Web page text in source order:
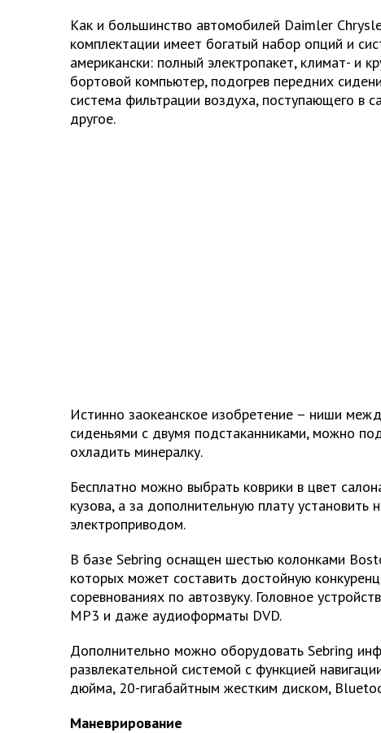
Как и большинство автомобилей Daimler
комплектации имеет богатый набор опций и
американски: полный электропакет, климат- и
бортовой компьютер, подогрев передних
система фильтрации воздуха, поступающего в
другое.
Истинно заокеанское изобретение – ниши
сиденьями с двумя подстаканниками, можно
охладить минералку.
Бесплатно можно выбрать коврики в цвет
кузова, а за дополнительную плату установить
электроприводом.
В базе Sebring оснащен шестью колонками
которых может составить достойную
соревнованиях по автозвуку. Головное
MP3 и даже аудиоформаты DVD.
Дополнительно можно оборудовать Sebring
развлекательной системой с функцией
дюйма, 20-гигабайтным жестким диском,
Маневрирование